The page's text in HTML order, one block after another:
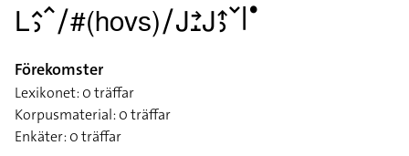
􌥈􌤵􌤶􌥦􌥠#(hovs)􌥠􌤢􌥔􌤸􌤢􌤴􌤶􌥧􌥼􌤟
Förekomster
Lexikonet: 0 träffar
Korpusmaterial: 0 träffar
Enkäter: 0 träffar